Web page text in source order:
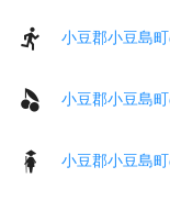
小豆郡小豆島
小豆郡小豆島
小豆郡小豆島